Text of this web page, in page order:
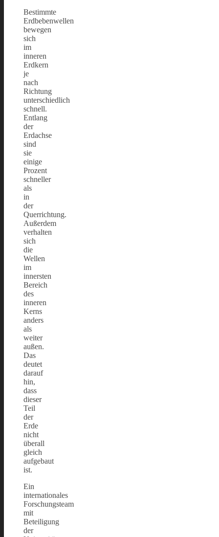
Bestimmte
Erdbebenwellen
bewegen
sich
im
inneren
Erdkern
je
nach
Richtung
unterschiedlich
schnell.
Entlang
der
Erdachse
sind
sie
einige
Prozent
schneller
als
in
der
Querrichtung.
Außerdem
verhalten
sich
die
Wellen
im
innersten
Bereich
des
inneren
Kerns
anders
als
weiter
außen.
Das
deutet
darauf
hin,
dass
dieser
Teil
der
Erde
nicht
überall
gleich
aufgebaut
ist.
Ein
internationales
Forschungsteam
mit
Beteiligung
der